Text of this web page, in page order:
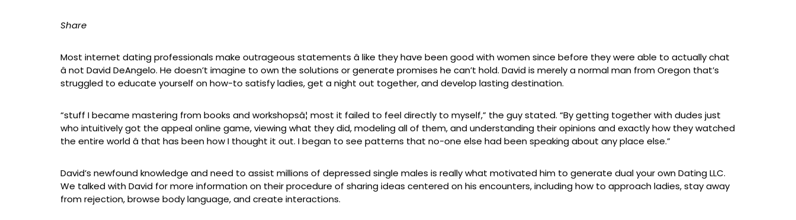
Share
Most internet dating professionals make outrageous statements â like they have been good with women since before they were able to actually chat
â not David DeAngelo. He doesn’t imagine to own the solutions or generate promises he can’t hold. David is merely a normal man from Oregon that’s
struggled to educate yourself on how-to satisfy ladies, get a night out together, and develop lasting destination.
“stuff I became mastering from books and workshopsâ¦ most it failed to feel directly to myself,” the guy stated. “By getting together with dudes just
who intuitively got the appeal online game, viewing what they did, modeling all of them, and understanding their opinions and exactly how they watched
the entire world â that has been how I thought it out. I began to see patterns that no-one else had been speaking about any place else.”
David’s newfound knowledge and need to assist millions of depressed single males is really what motivated him to generate dual your own Dating LLC.
We talked with David for more information on their procedure of sharing ideas centered on his encounters, including how to approach ladies, stay away
from rejection, browse body language, and create interactions.